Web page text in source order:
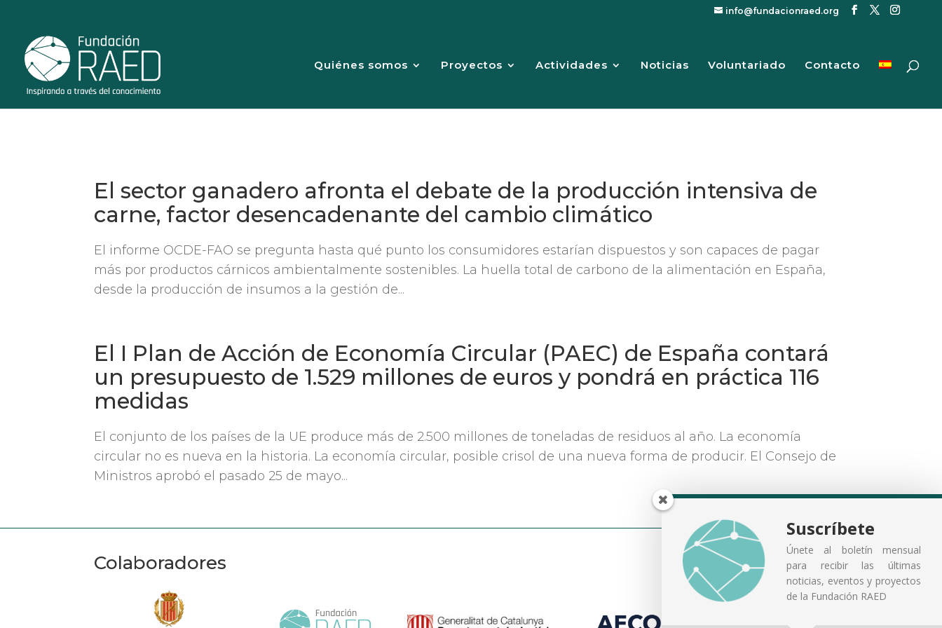
info@fundacionraed.org
Quiénes somos Proyectos Actividades Noticias Voluntariado Contacto
El sector ganadero afronta el debate de la producción intensiva de
carne, factor desencadenante del cambio climático
El informe OCDE-FAO se pregunta hasta qué punto los consumidores estarían dispuestos y son capaces de pagar
más por productos cárnicos ambientalmente sostenibles. La huella total de carbono de la alimentación en España,
desde la producción de insumos a la gestión de...
El I Plan de Acción de Economía Circular (PAEC) de España contará
un presupuesto de 1.529 millones de euros y pondrá en práctica 116
medidas
El conjunto de los países de la UE produce más de 2.500 millones de toneladas de residuos al año. La economía
circular no es nueva en la historia. La economía circular, posible crisol de una nueva forma de producir. El Consejo de
Ministros aprobó el pasado 25 de mayo...
Colaboradores
Suscríbete
Únete al boletín mensual
para recibir las últimas
noticias, eventos y proyectos
de la Fundación RAED